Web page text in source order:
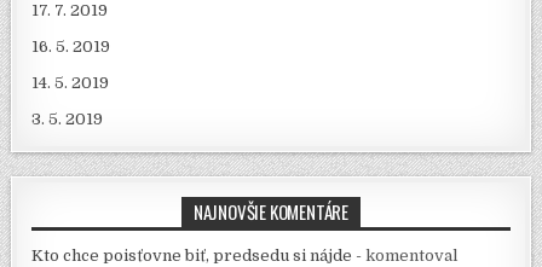
17. 7. 2019
16. 5. 2019
14. 5. 2019
3. 5. 2019
NAJNOVŠIE KOMENTÁRE
Kto chce poisťovne biť, predsedu si nájde - komentoval